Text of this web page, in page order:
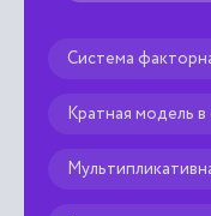
Система
Кратная модель